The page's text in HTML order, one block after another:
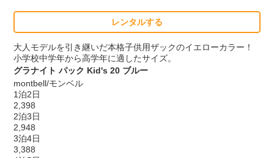
レンタルする
大人モデルを引き継いだ本格子供用ザックのイエローカラー！
小学校中学年から高学年に適したサイズ。
グラナイト パック Kid's 20 ブルー
montbell/モンベル
1泊2日
2,398
2泊3日
2,948
3泊4日
3,388